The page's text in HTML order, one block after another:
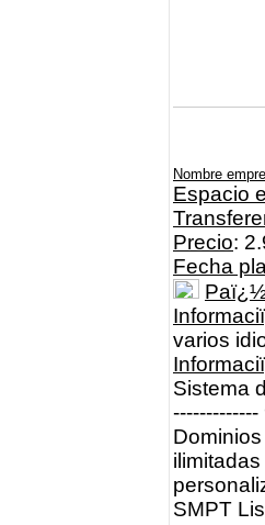
Nombre
Espacio
Precio:
Fecha
varios
Sistema
SMPT